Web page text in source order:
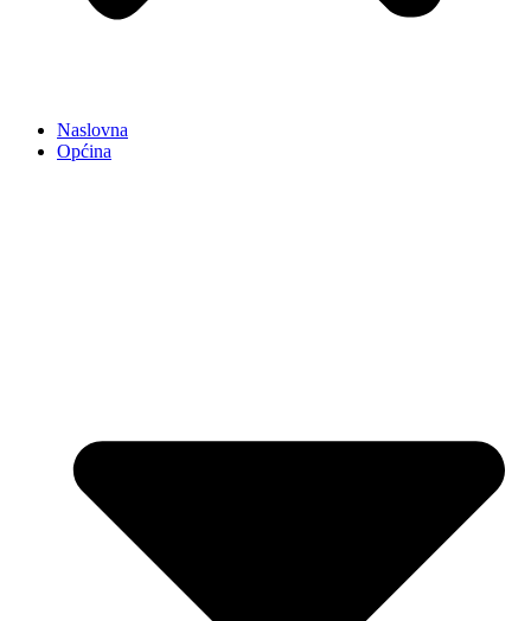
Naslovna
Općina